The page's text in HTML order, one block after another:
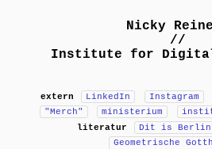
Nicky
//
Institute for Digital
extern LinkedIn Instagram
"Merch"
ministerium
literatur
Dit is Berlin
Geometrische